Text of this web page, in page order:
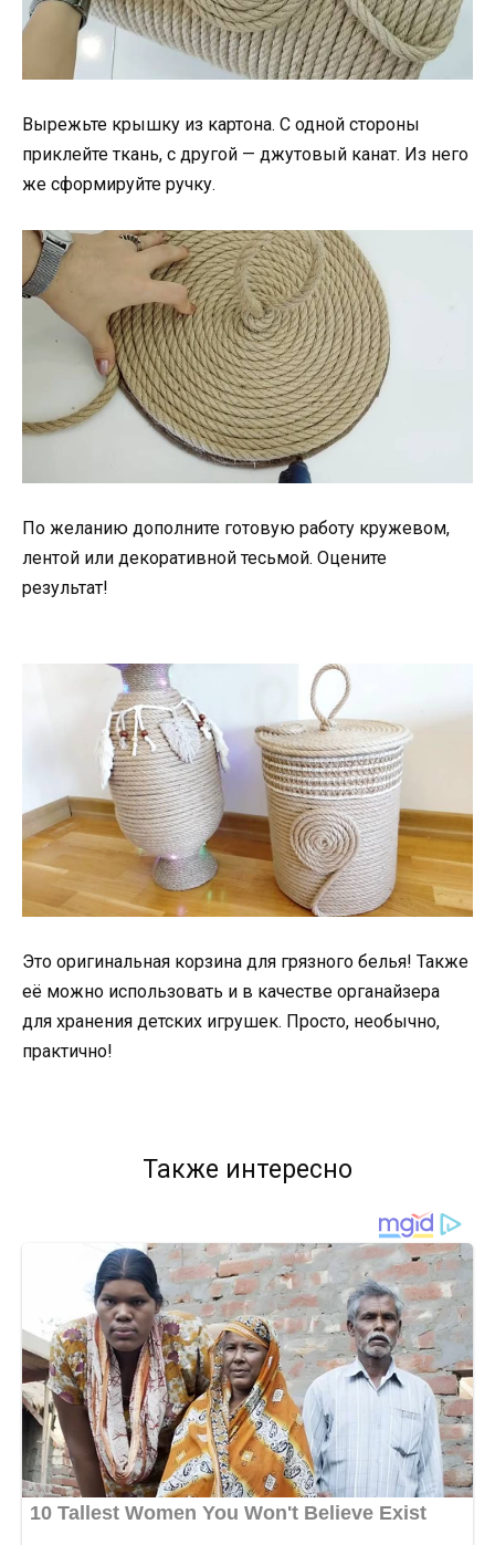
Вырежьте крышку из картона. С одной стороны
приклейте ткань, с другой — джутовый канат. Из него
же сформируйте ручку.
По желанию дополните готовую работу кружевом,
лентой или декоративной тесьмой. Оцените
результат!
Это оригинальная корзина для грязного белья! Также
её можно использовать и в качестве органайзера
для хранения детских игрушек. Просто, необычно,
практично!
Также интересно